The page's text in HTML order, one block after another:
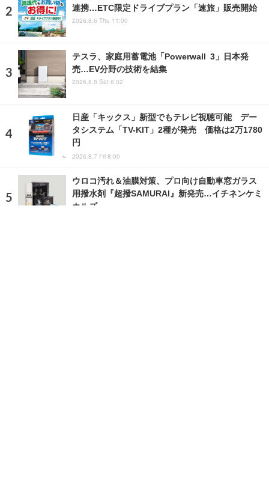
連携…ETC限定ドライブプラン「速旅」販売開始
2026.8.6 Thu 11:00
テスラ、家庭用蓄電池「Powerwall 3」日本発
売…EV分野の技術を結集
2026.8.8 Sat 6:02
日産「キックス」新型でもテレビ視聴可能 デー
タシステム「TV-KIT」2種が発売 価格は2万1780
円
2026.8.7 Fri 8:00
ウロコ汚れ＆油膜対策、プロ向け自動車窓ガラス
用撥水剤『超撥SAMURAI』新発売…イチネンケミ
カルズ